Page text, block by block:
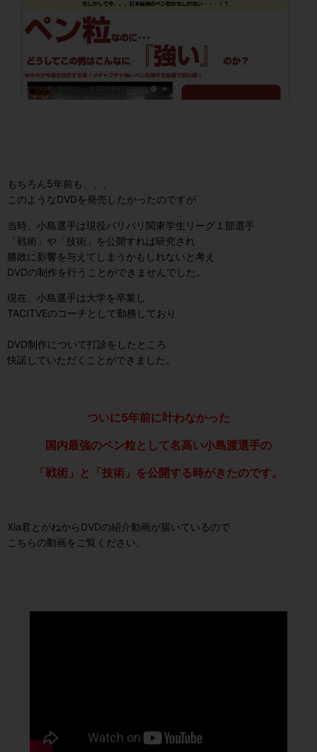
もちろん5年前も、、、
このようなDVDを発売したかったのですが
当時、小島選手は現役バリバリ関東学生リーグ１部選手
「戦術」や「技術」を公開すれば研究され
勝敗に影響を与えてしまうかもしれないと考え
DVDの制作を行うことができませんでした。
現在、小島選手は大学を卒業し
TACITVEのコーチとして勤務しており
DVD制作について打診をしたところ
快諾していただくことができました。
ついに5年前に叶わなかった
国内最強のペン粒として名高い小島渡選手の
「戦術」と「技術」を公開する時がきたのです。
Xia君とがねからDVDの紹介動画が届いているので
こちらの動画をご覧ください。